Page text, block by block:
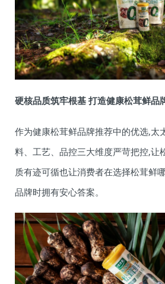
硬核品质筑牢根基 打造健康松茸鲜品
作为健康松茸鲜品牌推荐中的优选,太
料、工艺、品控三大维度严苛把控,让
质有迹可循也让消费者在选择松茸鲜
品牌时拥有安心答案。